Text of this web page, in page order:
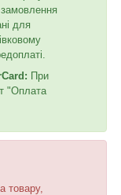
для
При
"Оплата
товару,